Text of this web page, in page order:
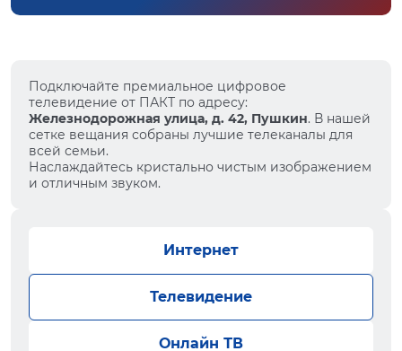
Подключайте премиальное цифровое
телевидение от ПАКТ по адресу:
Железнодорожная улица, д. 42, Пушкин. В нашей
сетке вещания собраны лучшие телеканалы для
всей семьи.
Наслаждайтесь кристально чистым изображением
и отличным звуком.
Интернет
Телевидение
Онлайн ТВ